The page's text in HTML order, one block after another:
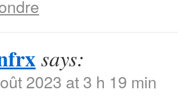
says:
2023 at 3 h 19 min